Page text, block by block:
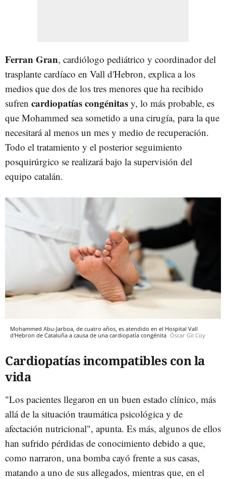
Ferran Gran, cardiólogo pediátrico y coordinador del
trasplante cardíaco en Vall d'Hebron, explica a los
medios que dos de los tres menores que ha recibido
sufren cardiopatías congénitas y, lo más probable, es
que Mohammed sea sometido a una cirugía, para la que
necesitará al menos un mes y medio de recuperación.
Todo el tratamiento y el posterior seguimiento
posquirúrgico se realizará bajo la supervisión del
equipo catalán.
Mohammed Abu-Jarboa, de cuatro años, es atendido en el Hospital Vall
d'Hebron de Cataluña a causa de una cardiopatía congénita Òscar Gil Coy
Cardiopatías incompatibles con la
vida
"Los pacientes llegaron en un buen estado clínico, más
allá de la situación traumática psicológica y de
afectación nutricional", apunta. Es más, algunos de ellos
han sufrido pérdidas de conocimiento debido a que,
como narraron, una bomba cayó frente a sus casas,
matando a uno de sus allegados, mientras que, en el